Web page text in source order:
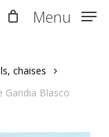
Menu
chaises
Gandia Blasco